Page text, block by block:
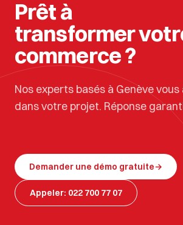
Prêt à
transformer
commerce ?
Nos experts basés à Genève
dans votre projet. Réponse
Demander une démo gratuite→
Appeler: 022 700 77 07